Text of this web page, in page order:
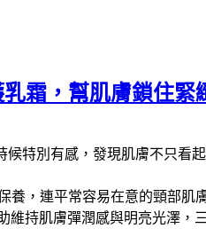
霜，幫肌膚鎖住緊
特別有感，發現肌膚不只看
養，連平常容易在意的頸部肌
持肌膚彈潤感與明亮光澤，